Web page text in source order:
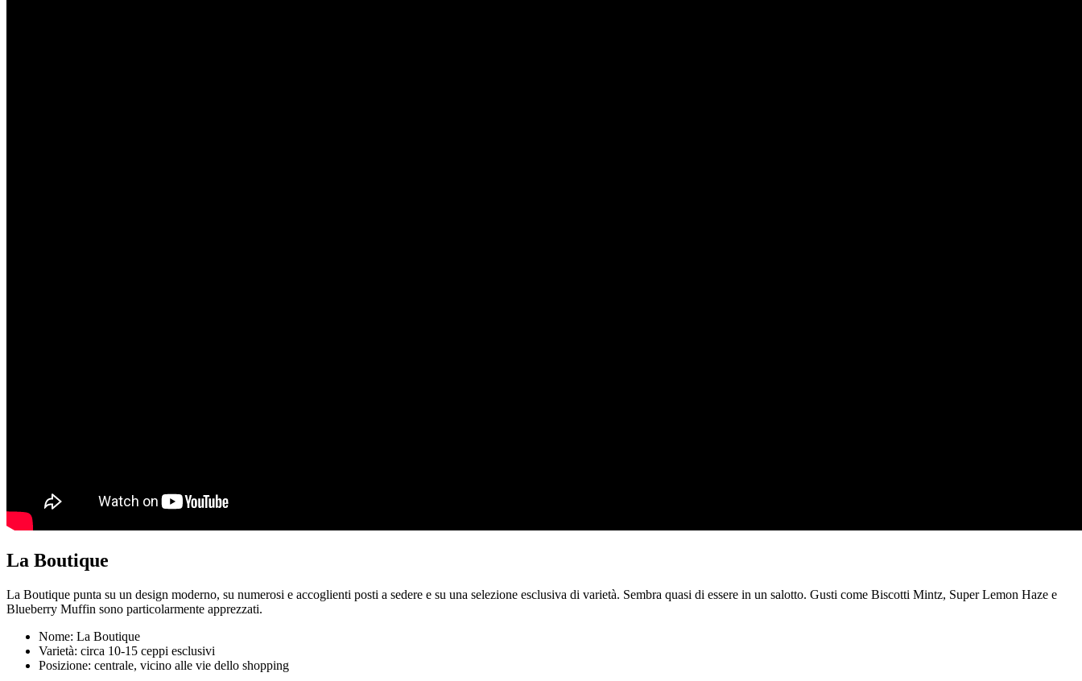
La Boutique
La Boutique punta su un design moderno, su numerosi e accoglienti posti a sedere e su una selezione esclusiva di varietà. Sembra quasi di essere in un salotto. Gusti come Biscotti Mintz, Super Lemon Haze e
Blueberry Muffin sono particolarmente apprezzati.
Nome: La Boutique
Varietà: circa 10-15 ceppi esclusivi
Posizione: centrale, vicino alle vie dello shopping